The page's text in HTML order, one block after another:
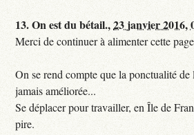
13.On est du bétail.,23 janvier 2016,
Merci de continuer à alimenter cette
On se rend compte que la ponctualité de
jamais améliorée...
Se déplacer pour travailler, en Île de
pire.